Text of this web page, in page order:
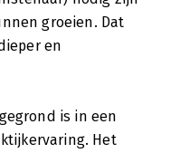
groeien. Dat
en
is in een
Het